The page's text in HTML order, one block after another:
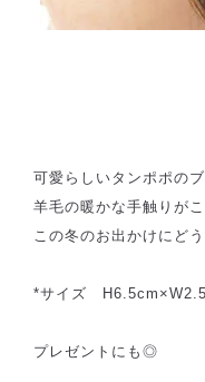
可愛らしいタンポポの
羊毛の暖かな手触りが
この冬のお出かけにどう
*サイズ
プレゼントにも◎